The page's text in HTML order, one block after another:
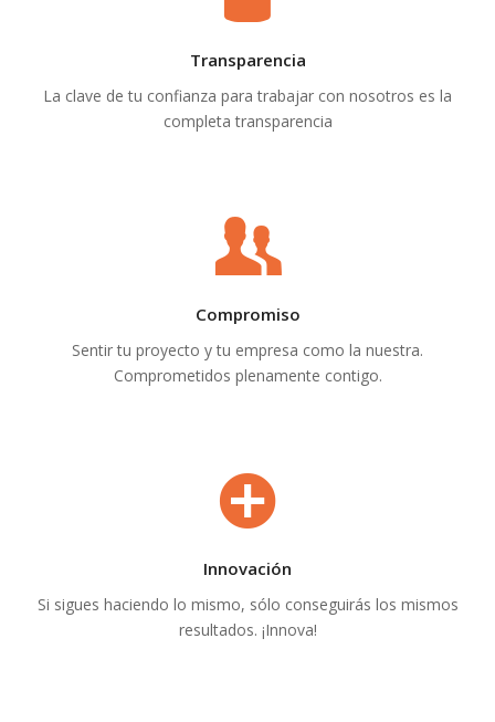
Transparencia
La clave de tu confianza para trabajar con nosotros es la
completa transparencia
Compromiso
Sentir tu proyecto y tu empresa como la nuestra.
Comprometidos plenamente contigo.
Innovación
Si sigues haciendo lo mismo, sólo conseguirás los mismos
resultados. ¡Innova!